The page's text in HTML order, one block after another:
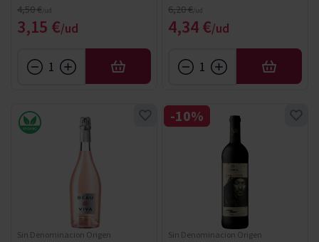
Special Price
3,15 €
Regular Price
4,50 €
AFEGIR
Special Price
4,34 €
Regular Price
6,20 €
AFEGIR
Sin Denominacion Origen Sin Denominacion Origen
-10%